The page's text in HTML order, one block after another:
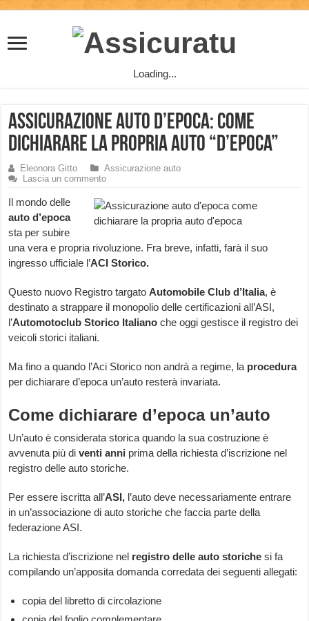
Loading...
Assicurazione auto d’epoca: come
dichiarare la propria auto “d’epoca”
Eleonora Gitto
Assicurazione auto
Lascia un commento
Il mondo delle
auto d’epoca
sta per subire
una vera e propria rivoluzione. Fra breve, infatti, farà il suo
ingresso ufficiale l’ACI Storico.
Questo nuovo Registro targatoAutomobile Club d’Italia, è
destinato a strappare il monopolio delle certificazioni all’ASI,
l’Automotoclub Storico Italiano che oggi gestisce il registro dei
veicoli storici italiani.
Ma fino a quando l’Aci Storico non andrà a regime, la procedura
per dichiarare d’epoca un’auto resterà invariata.
Come dichiarare d’epoca un’auto
Un’auto è considerata storica quando la sua costruzione è
avvenuta più diventi anni prima della richiesta d’iscrizione nel
registro delle auto storiche.
Per essere iscritta all’ASI, l’auto deve necessariamente entrare
in un’associazione di auto storiche che faccia parte della
federazione ASI.
La richiesta d’iscrizione nel registro delle auto storiche si fa
compilando un’apposita domanda corredata dei seguenti allegati:
copia del libretto di circolazione